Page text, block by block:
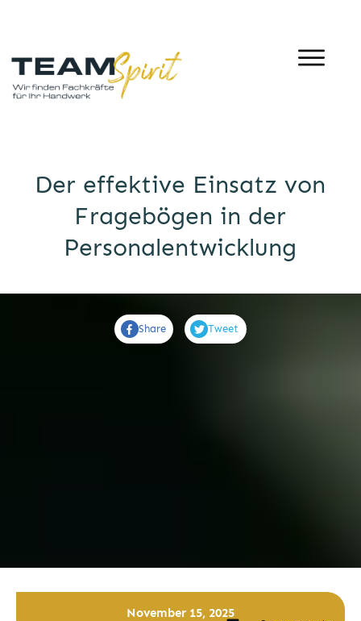
Der effektive Einsatz von
Fragebögen in der
Personalentwicklung
Share Tweet
November 15, 2025